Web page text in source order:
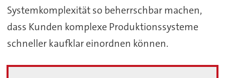
Systemkomplexität so beherrschbar machen,
dass Kunden komplexe Produktionssysteme
schneller kaufklar einordnen können.